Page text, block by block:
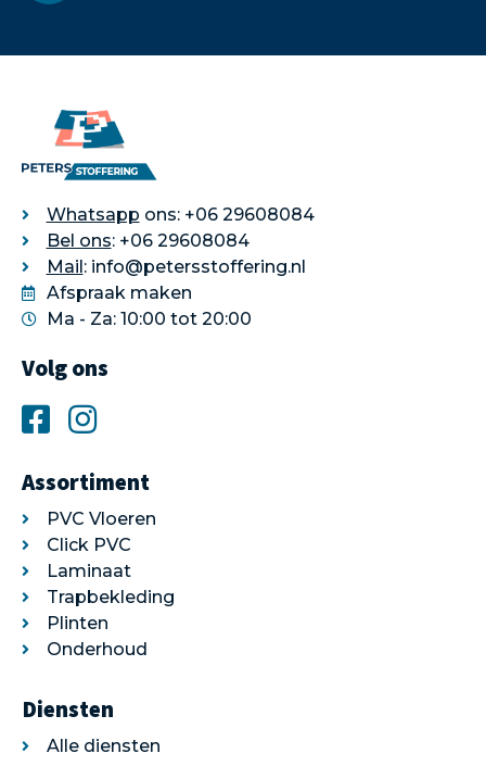
Whatsapp ons: +06 29608084
Bel ons: +06 29608084
Mail: info@petersstoffering.nl
Afspraak maken
Ma - Za: 10:00 tot 20:00
Volg ons
Assortiment
PVC Vloeren
Click PVC
Laminaat
Trapbekleding
Plinten
Onderhoud
Diensten
Alle diensten